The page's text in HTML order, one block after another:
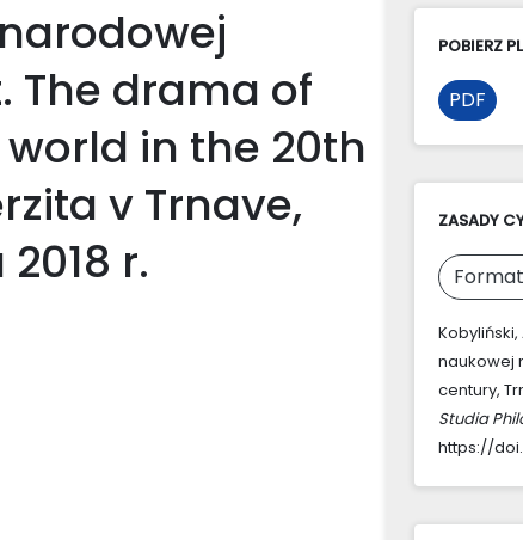
The drama of
in the 20th
v Trnave,
r.
POBIERZ
PDF
ZASADY
naukowej
century,
Studia
https://